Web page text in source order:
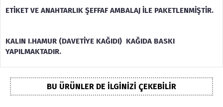
ETİKET VE ANAHTARLIK ŞEFFAF AMBALAJ İLE PAKETLENMİŞTİR.
KALIN I.HAMUR (DAVETİYE KAĞIDI) KAĞIDA BASKI
YAPILMAKTADIR.
BU ÜRÜNLER DE İLGINIZI ÇEKEBILIR